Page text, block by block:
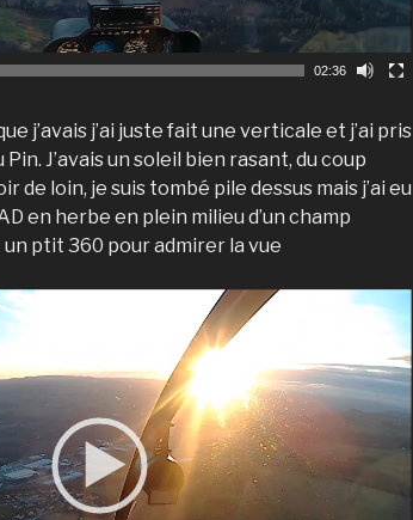
02:36
j’avais j’ai juste fait une verticale et j’ai pris
J’avais un soleil bien rasant, du coup
de loin, je suis tombé pile dessus mais j’ai eu
en herbe en plein milieu d’un champ
un ptit 360 pour admirer la vue